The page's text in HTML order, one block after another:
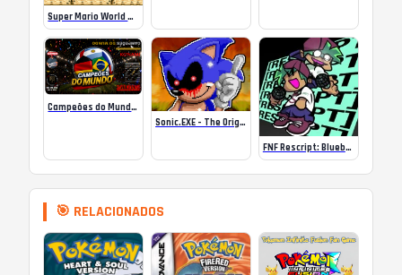
Super Mario World SA-1 Online
Campeões do Mundo (ISS) Online
Sonic.EXE – The Original Game Online
FNF Rescript: Blueballed
🎯 RELACIONADOS